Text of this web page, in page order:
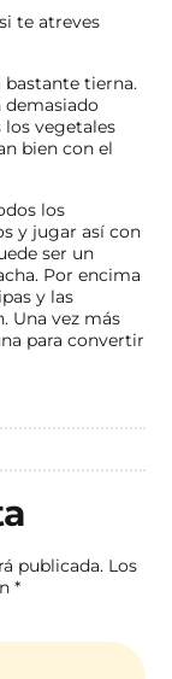
te atreves
bastante tierna.
demasiado
los vegetales
bien con el
los
y jugar así con
ser un
Por encima
y las
Una vez más
para convertir
publicada. Los
*